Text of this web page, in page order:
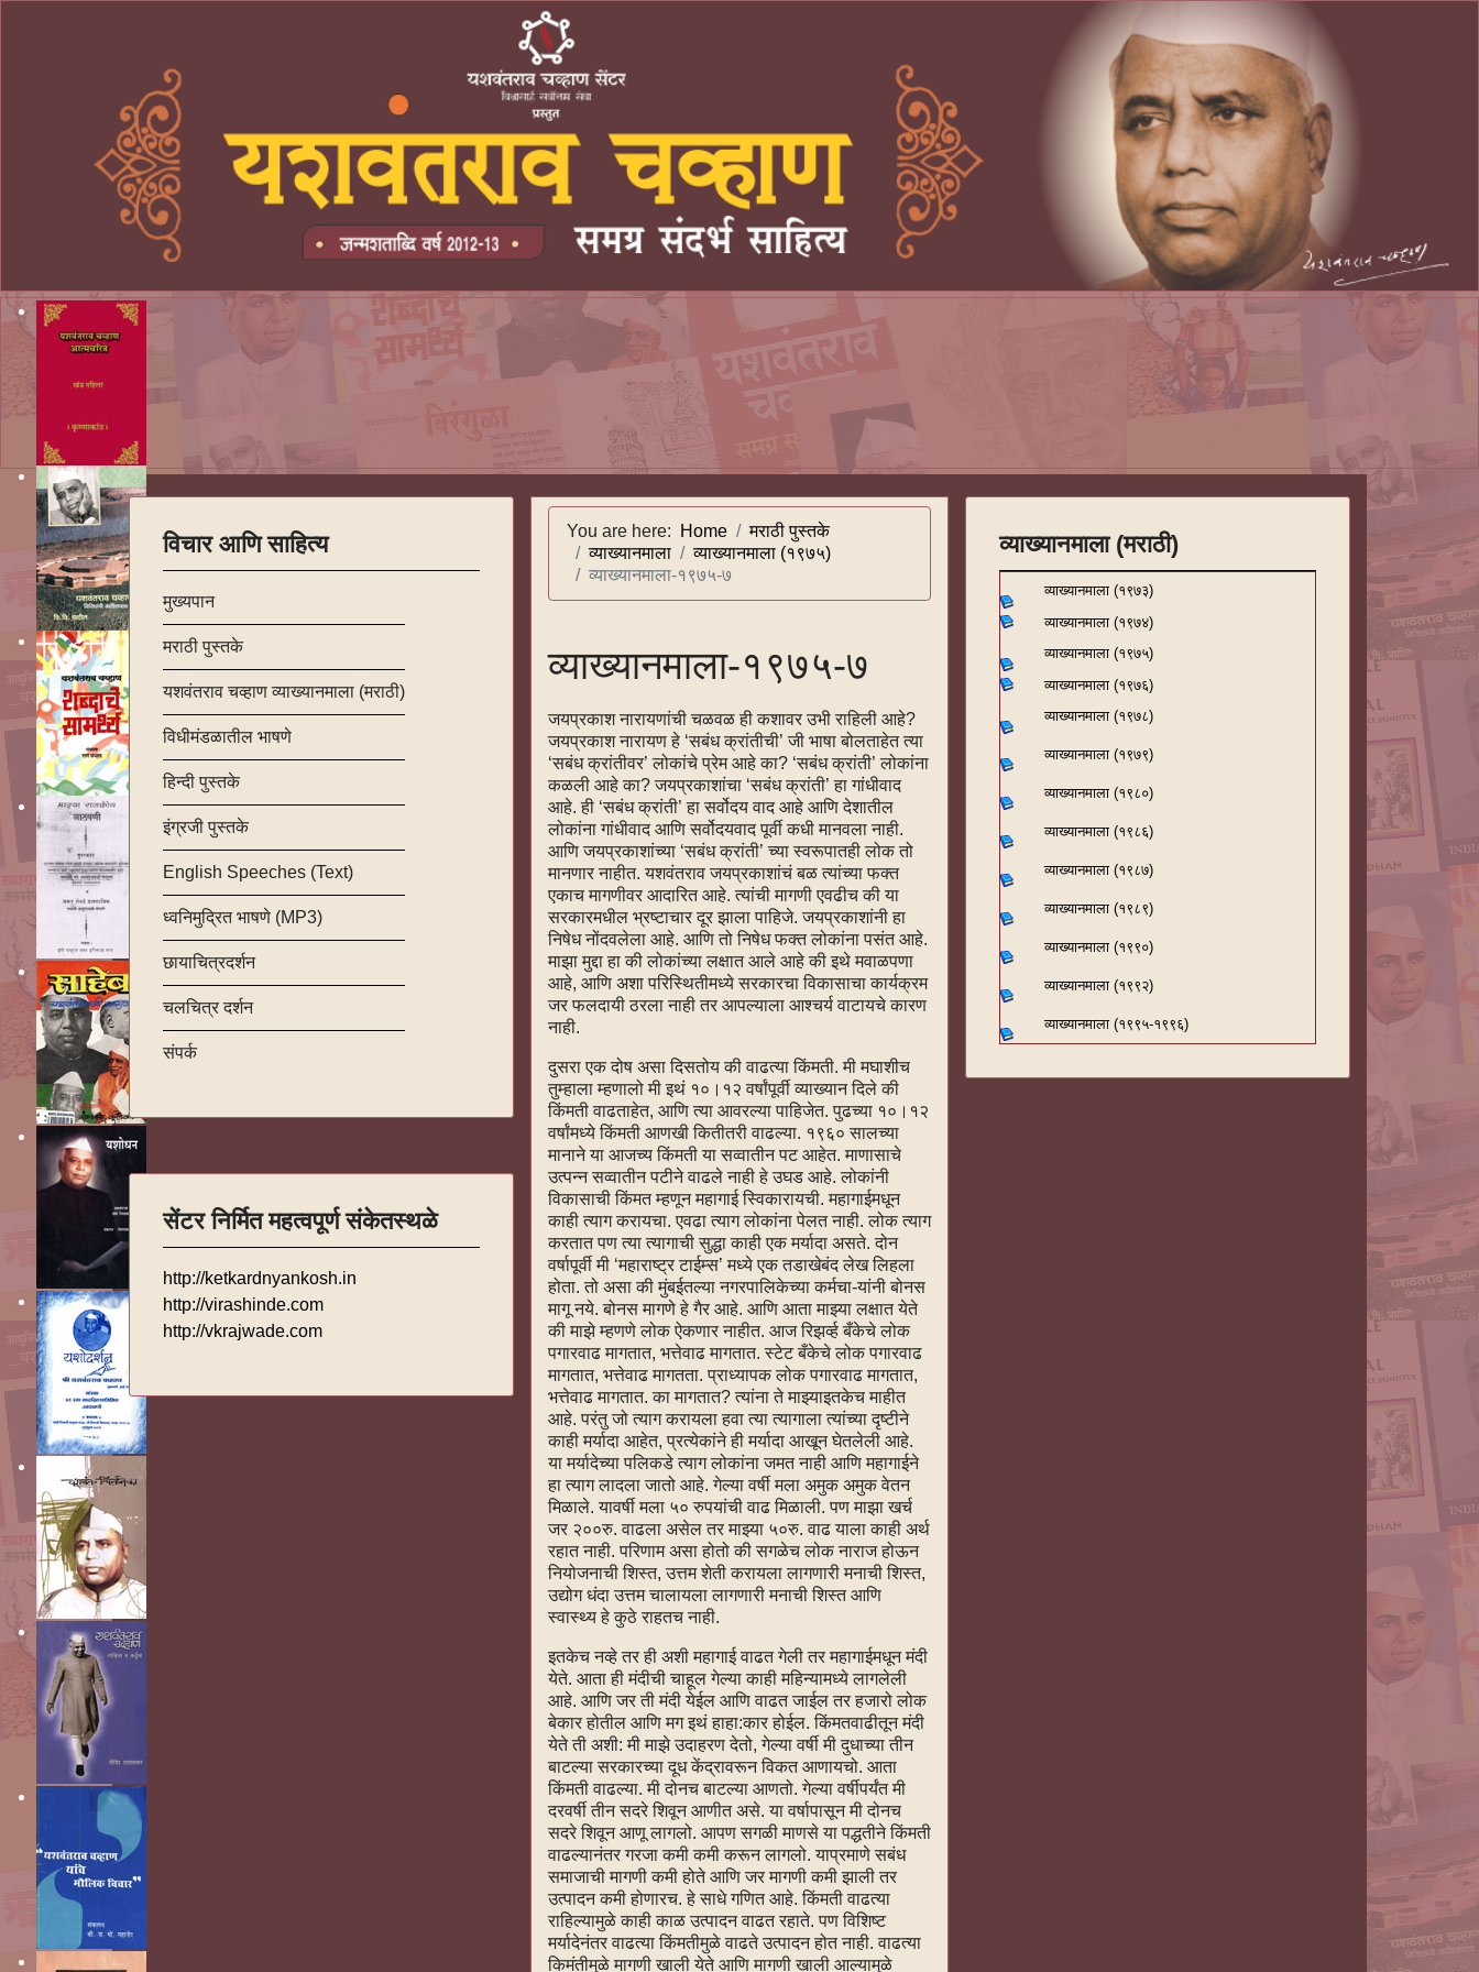
विचार आणि साहित्य
मुख्यपान
मराठी पुस्तके
यशवंतराव चव्हाण व्याख्यानमाला (मराठी)
विधीमंडळातील भाषणे
हिन्दी पुस्तके
इंग्रजी पुस्तके
English Speeches (Text)
ध्वनिमुद्रित भाषणे (MP3)
छायाचित्रदर्शन
चलचित्र दर्शन
संपर्क
सेंटर निर्मित महत्वपूर्ण संकेतस्थळे
http://ketkardnyankosh.in
http://virashinde.com
http://vkrajwade.com
You are here: Home
मराठी पुस्तके
व्याख्यानमाला
व्याख्यानमाला (१९७५)
व्याख्यानमाला-१९७५-७
व्याख्यानमाला-१९७५-७
जयप्रकाश नारायणांची चळवळ ही कशावर उभी राहिली आहे?
जयप्रकाश नारायण हे ‘सबंध क्रांतीची’ जी भाषा बोलताहेत त्या
‘सबंध क्रांतीवर’ लोकांचे प्रेम आहे का? ‘सबंध क्रांती’ लोकांना
कळली आहे का? जयप्रकाशांचा ‘सबंध क्रांती’ हा गांधीवाद
आहे. ही ‘सबंध क्रांती’ हा सर्वोदय वाद आहे आणि देशातील
लोकांना गांधीवाद आणि सर्वोदयवाद पूर्वी कधी मानवला नाही.
आणि जयप्रकाशांच्या ‘सबंध क्रांती’ च्या स्वरूपातही लोक तो
मानणार नाहीत. यशवंतराव जयप्रकाशांचं बळ त्यांच्या फक्त
एकाच मागणीवर आदारित आहे. त्यांची मागणी एवढीच की या
सरकारमधील भ्रष्टाचार दूर झाला पाहिजे. जयप्रकाशांनी हा
निषेध नोंदवलेला आहे. आणि तो निषेध फक्त लोकांना पसंत आहे.
माझा मुद्दा हा की लोकांच्या लक्षात आले आहे की इथे मवाळपणा
आहे, आणि अशा परिस्थितीमध्ये सरकारचा विकासाचा कार्यक्रम
जर फलदायी ठरला नाही तर आपल्याला आश्चर्य वाटायचे कारण
नाही.
दुसरा एक दोष असा दिसतोय की वाढत्या किंमती. मी मघाशीच
तुम्हाला म्हणालो मी इथं १०।१२ वर्षांपूर्वी व्याख्यान दिले की
किंमती वाढताहेत, आणि त्या आवरल्या पाहिजेत. पुढच्या १०।१२
वर्षांमध्ये किंमती आणखी कितीतरी वाढल्या. १९६० सालच्या
मानाने या आजच्य किंमती या सव्वातीन पट आहेत. माणासाचे
उत्पन्न सव्वातीन पटीने वाढले नाही हे उघड आहे. लोकांनी
विकासाची किंमत म्हणून महागाई स्विकारायची. महागाईमधून
काही त्याग करायचा. एवढा त्याग लोकांना पेलत नाही. लोक त्याग
करतात पण त्या त्यागाची सुद्धा काही एक मर्यादा असते. दोन
वर्षापूर्वी मी ‘महाराष्ट्र टाईम्स’ मध्ये एक तडाखेबंद लेख लिहला
होता. तो असा की मुंबईतल्या नगरपालिकेच्या कर्मचा-यांनी बोनस
मागू नये. बोनस मागणे हे गैर आहे. आणि आता माझ्या लक्षात येते
की माझे म्हणणे लोक ऐकणार नाहीत. आज रिझर्व्ह बँकेचे लोक
पगारवाढ मागतात, भत्तेवाढ मागतात. स्टेट बँकेचे लोक पगारवाढ
मागतात, भत्तेवाढ मागतता. प्राध्यापक लोक पगारवाढ मागतात,
भत्तेवाढ मागतात. का मागतात? त्यांना ते माझ्याइतकेच माहीत
आहे. परंतु जो त्याग करायला हवा त्या त्यागाला त्यांच्या दृष्टीने
काही मर्यादा आहेत, प्रत्येकांने ही मर्यादा आखून घेतलेली आहे.
या मर्यादेच्या पलिकडे त्याग लोकांना जमत नाही आणि महागाईने
हा त्याग लादला जातो आहे. गेल्या वर्षी मला अमुक अमुक वेतन
मिळाले. यावर्षी मला ५० रुपयांची वाढ मिळाली. पण माझा खर्च
जर २००रु. वाढला असेल तर माझ्या ५०रु. वाढ याला काही अर्थ
रहात नाही. परिणाम असा होतो की सगळेच लोक नाराज होऊन
नियोजनाची शिस्त, उत्तम शेती करायला लागणारी मनाची शिस्त,
उद्योग धंदा उत्तम चालायला लागणारी मनाची शिस्त आणि
स्वास्थ्य हे कुठे राहतच नाही.
इतकेच नव्हे तर ही अशी महागाई वाढत गेली तर महागाईमधून मंदी
येते. आता ही मंदीची चाहूल गेल्या काही महिन्यामध्ये लागलेली
आहे. आणि जर ती मंदी येईल आणि वाढत जाईल तर हजारो लोक
बेकार होतील आणि मग इथं हाहा:कार होईल. किंमतवाढीतून मंदी
येते ती अशी: मी माझे उदाहरण देतो, गेल्या वर्षी मी दुधाच्या तीन
बाटल्या सरकारच्या दूध केंद्रावरून विकत आणायचो. आता
किंमती वाढल्या. मी दोनच बाटल्या आणतो. गेल्या वर्षीपर्यंत मी
दरवर्षी तीन सदरे शिवून आणीत असे. या वर्षापासून मी दोनच
सदरे शिवून आणू लागलो. आपण सगळी माणसे या पद्धतीने किंमती
वाढल्यानंतर गरजा कमी कमी करून लागलो. याप्रमाणे सबंध
समाजाची मागणी कमी होते आणि जर मागणी कमी झाली तर
उत्पादन कमी होणारच. हे साधे गणित आहे. किंमती वाढत्या
राहिल्यामुळे काही काळ उत्पादन वाढत रहाते. पण विशिष्ट
मर्यादेनंतर वाढत्या किंमतीमुळे वाढते उत्पादन होत नाही. वाढत्या
किमंतीमुळे मागणी खाली येते आणि मागणी खाली आल्यामुळे
व्याख्यानमाला (मराठी)
व्याख्यानमाला (१९७३)
व्याख्यानमाला (१९७४)
व्याख्यानमाला (१९७५)
व्याख्यानमाला (१९७६)
व्याख्यानमाला (१९७८)
व्याख्यानमाला (१९७९)
व्याख्यानमाला (१९८०)
व्याख्यानमाला (१९८६)
व्याख्यानमाला (१९८७)
व्याख्यानमाला (१९८९)
व्याख्यानमाला (१९९०)
व्याख्यानमाला (१९९२)
व्याख्यानमाला (१९९५-१९९६)